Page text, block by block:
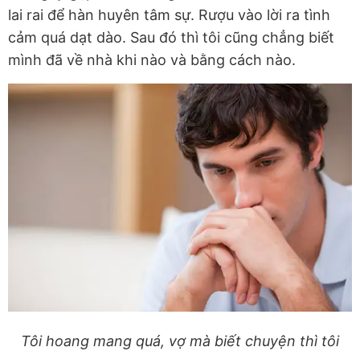
lai rai để hàn huyên tâm sự. Rượu vào lời ra tình
cảm quá dạt dào. Sau đó thì tôi cũng chẳng biết
mình đã về nhà khi nào và bằng cách nào.
Tôi hoang mang quá, vợ mà biết chuyện thì tôi